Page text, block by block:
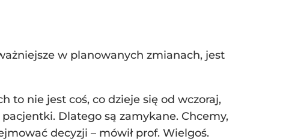
w planowanych zmianach, jest
to nie jest coś, co dzieje się od wczoraj,
Dlatego są zamykane. Chcemy,
decyzji – mówił prof. Wielgoś.